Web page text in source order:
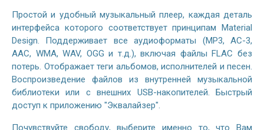
Простой и удобный музыкальный плеер, каждая деталь
интерфейса которого соответствует принципам Material
Design. Поддерживает все аудиоформаты (MP3, AC-3,
AAC, WMA, WAV, OGG и т.д.), включая файлы FLAC без
потерь. Отображает теги альбомов, исполнителей и песен.
Воспроизведение файлов из внутренней музыкальной
библиотеки или с внешних USB-накопителей. Быстрый
доступ к приложению "Эквалайзер".
Почувствуйте свободу, выберите именно то, что Вам